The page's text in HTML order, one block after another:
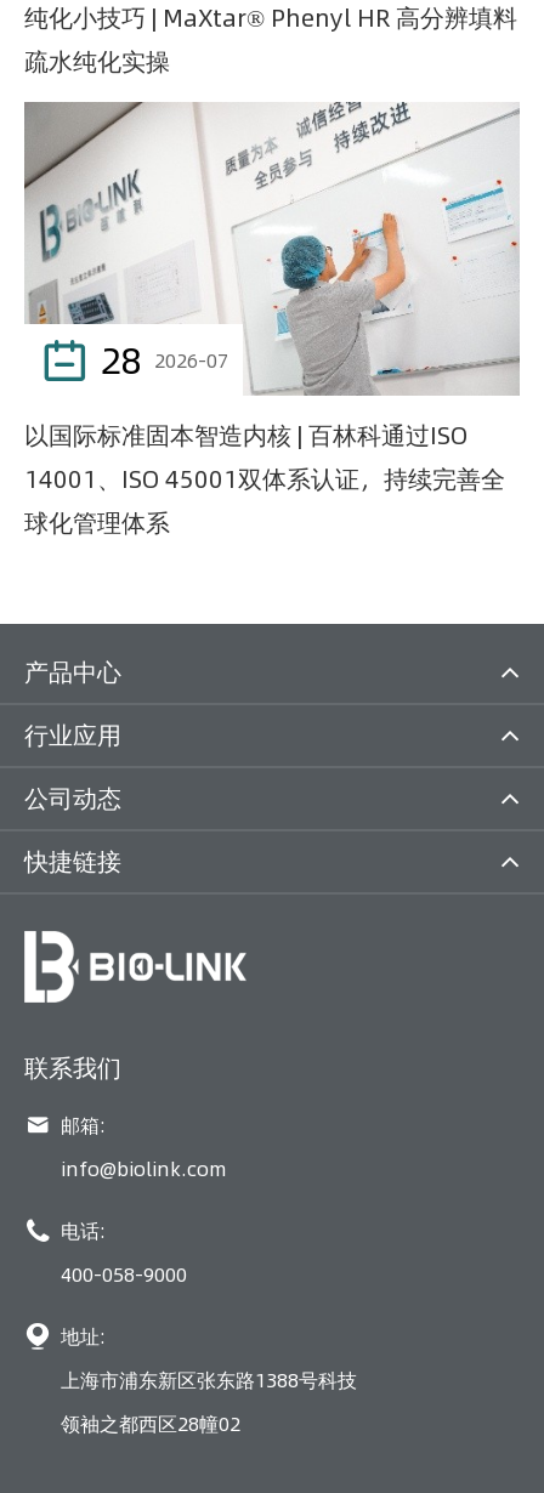
纯化小技巧 | MaXtar® Phenyl HR 高分辨填料
疏水纯化实操
 28 2026-07
以国际标准固本智造内核 | 百林科通过ISO
14001、ISO 45001双体系认证，持续完善全
球化管理体系
产品中心
行业应用
公司动态
快捷链接
联系我们
 邮箱:
info@biolink.com
 电话:
400-058-9000
 地址:
上海市浦东新区张东路1388号科技
领袖之都西区28幢02